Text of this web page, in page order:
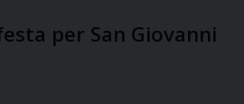
per San Giovanni